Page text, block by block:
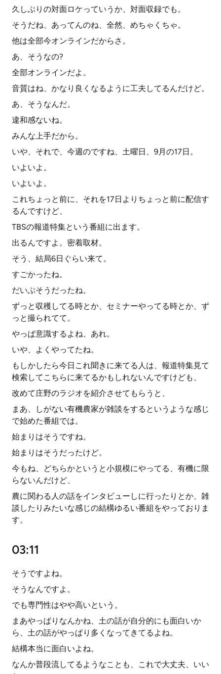
久しぶりの対面ロケっていうか、対面収録でも。
そうだね、あってんのね、全然、めちゃくちゃ。
他は全部今オンラインだからさ。
あ、そうなの?
全部オンラインだよ。
音質はね、かなり良くなるように工夫してるんだけど。
あ、そうなんだ。
違和感ないね。
みんな上手だから。
いや、それで、今週のですね、土曜日、9月の17日。
いよいよ。
いよいよ。
これちょっと前に、それを17日よりちょっと前に配信す
るんですけど、
TBSの報道特集という番組に出ます。
出るんですよ。密着取材。
そう、結局6日ぐらい来て。
すごかったね。
だいぶそうだったね。
ずっと収穫してる時とか、セミナーやってる時とか、ず
っと撮られてて。
やっぱ意識するよね、あれ。
いや、よくやってたね。
もしかしたら今日これ聞きに来てる人は、報道特集見て
検索してこちらに来てるかもしれないんですけども、
改めて庄野のラジオを紹介させてもらうと、
まあ、しがない有機農家が雑談をするというような感じ
で始めた番組では。
始まりはそうですね。
始まりはそうだったけど。
今もね、どちらかというと小規模にやってる、有機に限
らないんだけど、
農に関わる人の話をインタビューしに行ったりとか、雑
談したりみたいな感じの結構ゆるい番組をやっておりま
す。
03:11
そうですよね。
そうなんですよ。
でも専門性はやや高いという。
まあやっぱりなんかね、土の話が自分的にも面白いか
ら、土の話がやっぱり多くなってきてるよね。
結構本当に面白いよね。
なんか普段流してるようなことも、これで大丈夫、いい